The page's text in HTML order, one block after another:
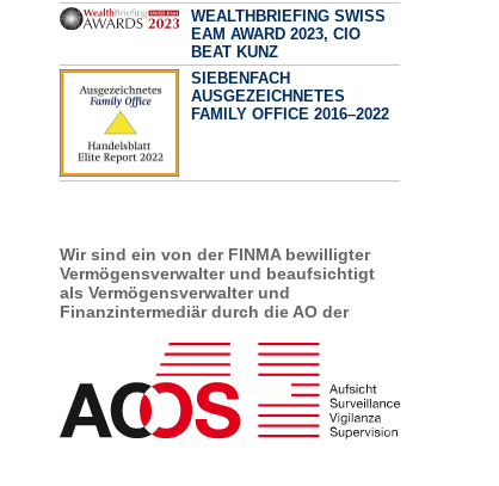
WEALTHBRIEFING SWISS
EAM AWARD 2023, CIO
BEAT KUNZ
SIEBENFACH
AUSGEZEICHNETES
FAMILY OFFICE 2016–2022
Wir sind ein von der FINMA bewilligter
Vermögens­verwalter und beaufsichtigt
als Vermögensverwalter und
Finanzintermediär durch die AO der